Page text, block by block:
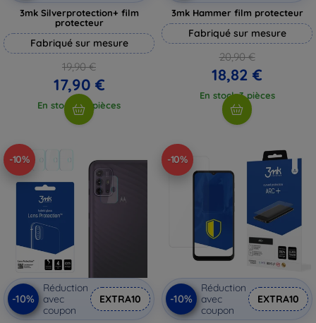
3mk Silverprotection+ film
protecteur
Fabriqué sur mesure
19,90 €
17,90 €
En stock > 5 pièces
3mk Hammer film protecteur
Fabriqué sur mesure
20,90 €
18,82 €
En stock 3 pièces
-10%
-10%
Réduction
avec
coupon
EXTRA10
-10%
-10%
Réduction
avec
coupon
EXTRA10